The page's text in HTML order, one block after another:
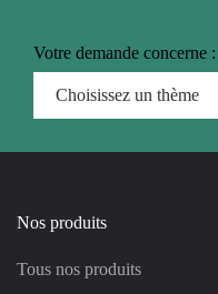
Votre demande concerne :
Nos produits
Tous nos produits